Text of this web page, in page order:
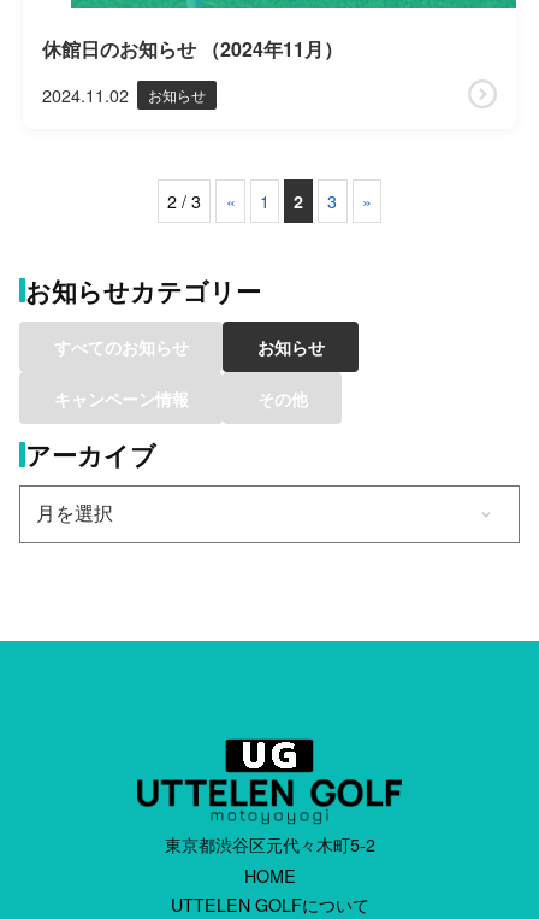
2024.11.02 お知らせ
休館日のお知らせ （2024年11月）
2 / 3 « 1 2 3 »
お知らせカテゴリー
すべてのお知らせ お知らせ
キャンペーン情報 その他
アーカイブ
東京都渋谷区元代々木町5-2
HOME
UTTELEN GOLFについて